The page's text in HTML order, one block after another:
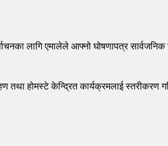
लागि एमालेले आफ्नो घोषणापत्र सार्वजनिक
तथा होमस्टे केन्द्रित कार्यक्रमलाई